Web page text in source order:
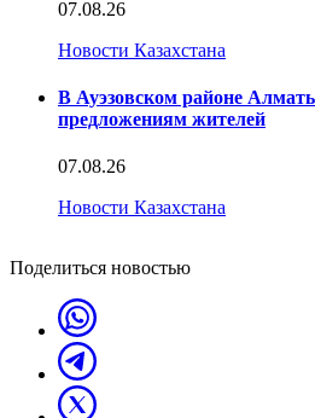
07.08.26
Новости Казахстана
В Ауэзовском районе
предложениям жителей
07.08.26
Новости Казахстана
Поделиться новостью